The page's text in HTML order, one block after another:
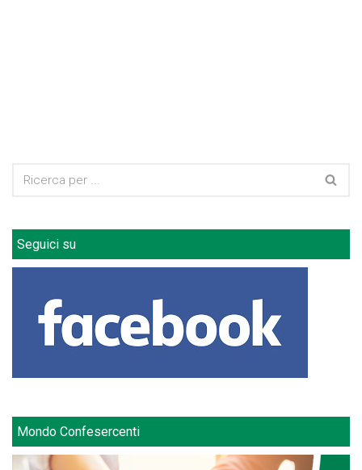
Seguici su
Mondo Confesercenti